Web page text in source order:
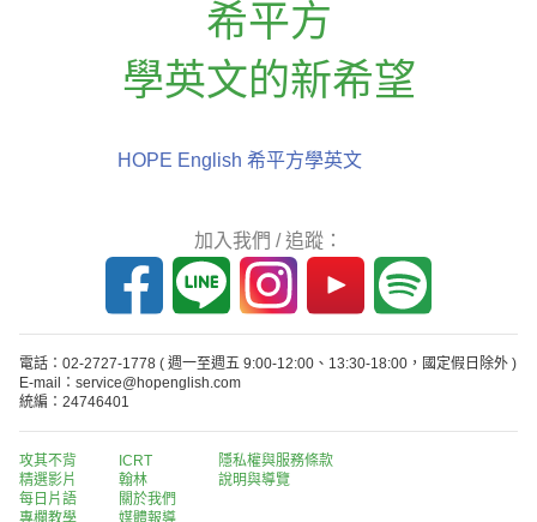
希平方
學英文的新希望
HOPE English 希平方學英文
加入我們 / 追蹤：
電話：02-2727-1778 ( 週一至週五 9:00-12:00、13:30-18:00，國定假日除外 )
E-mail：service@hopenglish.com
統編：24746401
攻其不背
精選影片
每日片語
專欄教學
ICRT
翰林
關於我們
媒體報導
隱私權與服務條款
說明與導覽